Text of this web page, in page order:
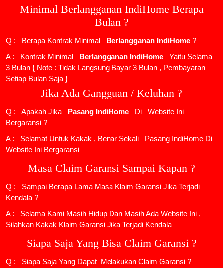
Minimal Berlangganan IndiHome Berapa
Bulan ?
Q : Berapa Kontrak Minimal Berlangganan IndiHome ?
A : Kontrak Minimal
Berlangganan IndiHome
Yaitu Selama
3 Bulan { Note : Tidak Langsung Bayar 3 Bulan , Pembayaran
Setiap Bulan Saja }
Jika Ada Gangguan / Keluhan ?
Q : Apakah Jika Pasang IndiHome Di
Website Ini
Bergaransi ?
A : Selamat Untuk Kakak , Benar Sekali
Pasang IndiHome Di
Website Ini Bergaransi
Masa Claim Garansi Sampai Kapan ?
Q : Sampai Berapa Lama Masa Klaim Garansi Jika Terjadi
Kendala ?
A : Selama Kami Masih Hidup Dan Masih Ada Website Ini ,
Silahkan Kakak Klaim Garansi Jika Terjadi Kendala
Siapa Saja Yang Bisa Claim Garansi ?
Q : Siapa Saja Yang Dapat Melakukan Claim Garansi ?